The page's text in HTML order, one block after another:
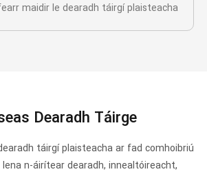
maidir le dearadh táirgí plaisteacha
Dearadh Táirge
táirgí plaisteacha ar fad comhoibriú
n-áirítear dearadh, innealtóireacht,